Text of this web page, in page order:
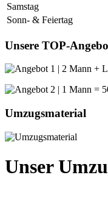
Samstag
Sonn- & Feiertag
Unsere TOP-
Umzugsmaterial
Unser